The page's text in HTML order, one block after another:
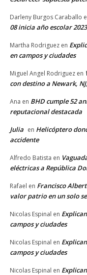
Darleny Burgos Caraballo
08 inicia año escolar
Martha Rodriguez en
en campos y ciudades
Miguel Angel Rodriguez en
con destino a Newark,
Ana en BHD cumple 52
reputacional destacada
Julia en Helicóptero
accidente
Alfredo Batista en
eléctricas a República
Rafael en Francisco
valor patrio en un solo
Nicolas Espinal en
campos y ciudades
Nicolas Espinal en
campos y ciudades
Nicolas Espinal en